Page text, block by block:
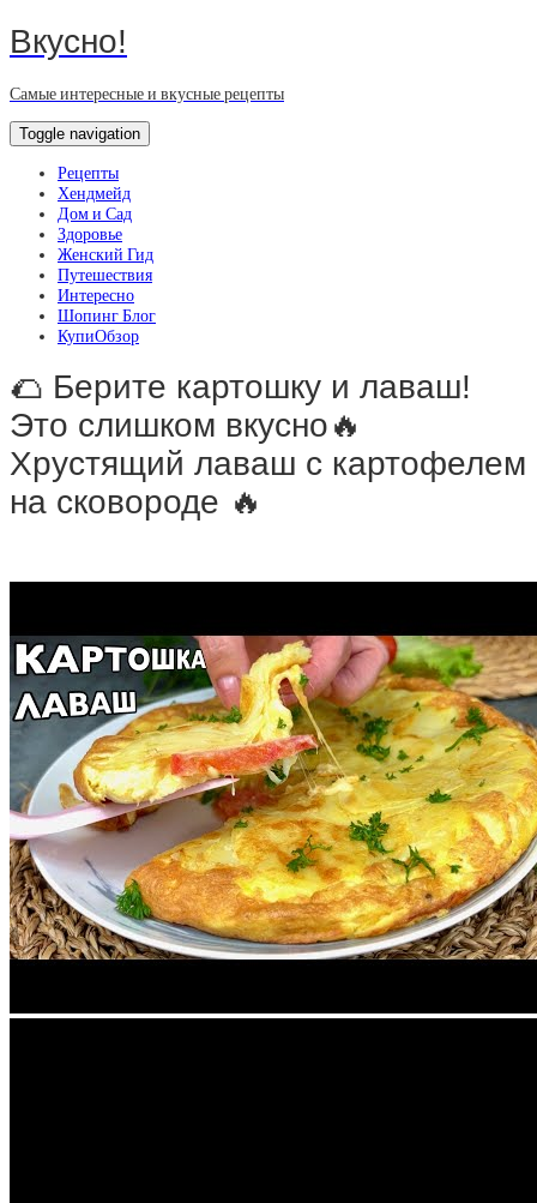
Вкусно!
Самые интересные и вкусные рецепты
Toggle navigation
Рецепты
Хендмейд
Дом и Сад
Здоровье
Женский Гид
Путешествия
Интересно
Шопинг Блог
КупиОбзор
🌮 Берите картошку и лаваш!
Это слишком вкусно🔥
Хрустящий лаваш с картофелем
на сковороде 🔥